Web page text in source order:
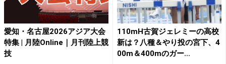
愛知・名古屋2026アジア大会
特集 | 月陸Online｜月刊陸上競
技
110mH古賀ジェレミーの高校
新は？八種＆やり投の宮下、4
00m＆400mのガー...